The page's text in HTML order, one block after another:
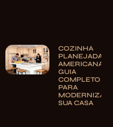
COZINHA
PLANEJADA
AMERICANA:
GUIA
COMPLETO
PARA
MODERNIZAR
SUA CASA